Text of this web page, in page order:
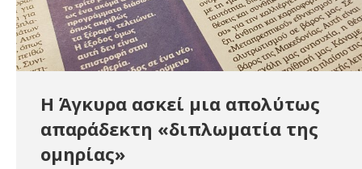
Η Άγκυρα ασκεί μια απολύτως
απαράδεκτη «διπλωματία της
ομηρίας»